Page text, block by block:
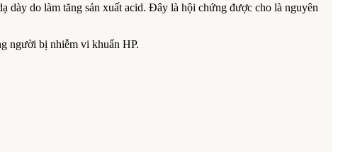
do làm tăng sản xuất acid. Đây là hội chứng được cho là nguyên
người bị nhiễm vi khuẩn HP.